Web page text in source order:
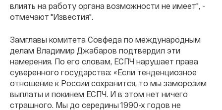
влиять на работу органа возможности не имеет", -
отмечают "Известия".
Замглавы комитета Совфеда по международным
делам Владимир Джабаров подтвердил эти
намерения. По его словам, ЕСПЧ нарушает права
суверенного государства: «Если тенденциозное
отношение к России сохранится, то мы заморозим
выплаты и покинем ЕСПЧ. И в этом нет ничего
страшного. Мы до середины 1990-х годов не